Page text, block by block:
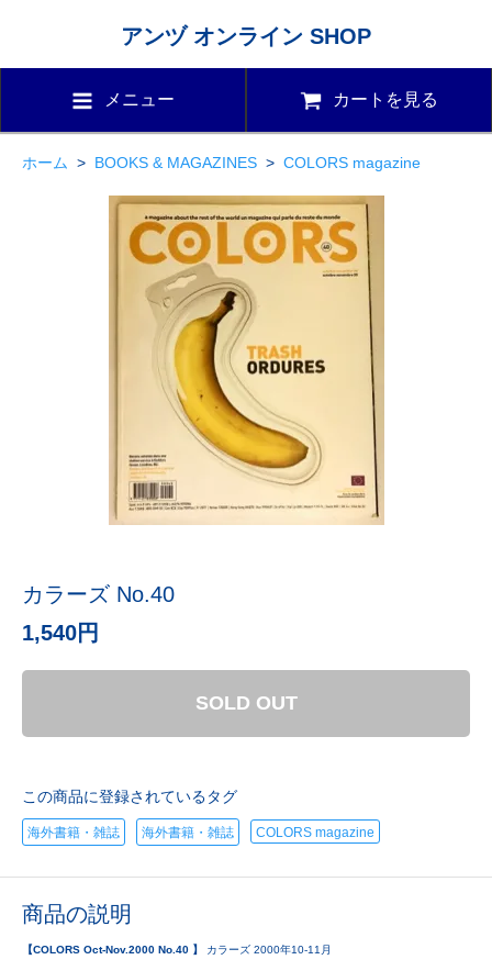
アンヅ オンライン SHOP
メニュー カートを見る
ホーム > BOOKS & MAGAZINES > COLORS magazine
カラーズ No.40
1,540円
SOLD OUT
この商品に登録されているタグ
海外書籍・雑誌 海外書籍・雑誌 COLORS magazine
商品の説明
【COLORS Oct-Nov.2000 No.40 】 カラーズ 2000年10-11月